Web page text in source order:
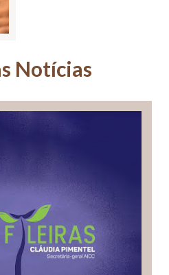
Notícias